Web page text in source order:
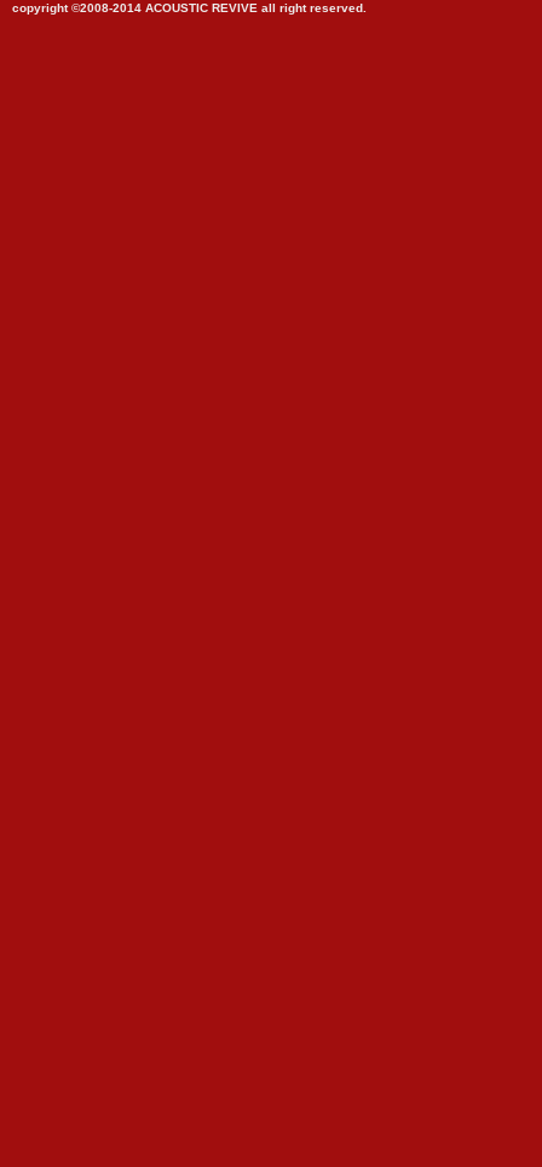
copyright ©2008-2014 ACOUSTIC REVIVE all right reserved.